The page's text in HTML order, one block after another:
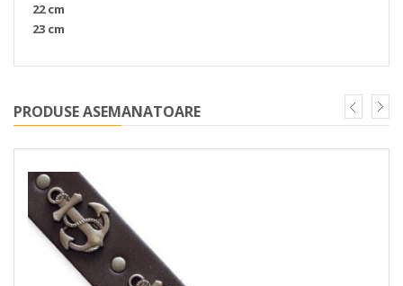
22 cm
23 cm
PRODUSE ASEMANATOARE